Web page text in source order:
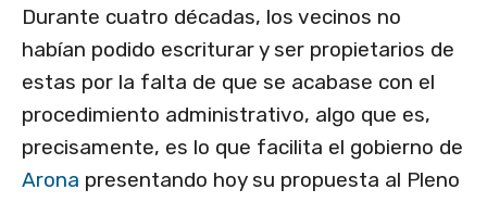
Durante cuatro décadas, los vecinos no
habían podido escriturar y ser propietarios de
estas por la falta de que se acabase con el
procedimiento administrativo, algo que es,
precisamente, es lo que facilita el gobierno de
Arona presentando hoy su propuesta al Pleno